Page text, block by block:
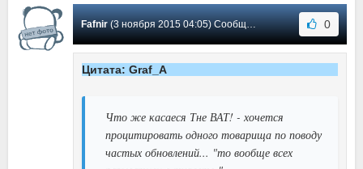
Fafnir(3 ноября 2015 04:05) Сообщение #89 0
Цитата: Graf_A
Что же касаеся Тне ВАТ! - хочется
процитировать одного товарища по поводу
частых обновлений... "то вообще всех